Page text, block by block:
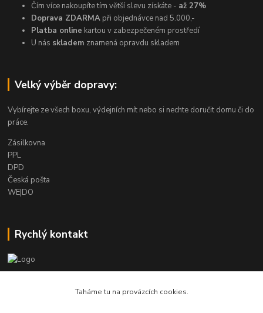
Čím více nakoupíte tím větší slevu získáte - až 27%
Doprava ZDARMA při objednávce nad 5.000,-
Platba online kartou v zabezpečeném prostředí
U nás skladem znamená opravdu skladem
Velký výběr dopravy:
Vybírejte ze všech boxu, výdejních mít nebo si nechte doručit domu či do
práce.
Zásilkovna
PPL
DPD
Česká pošta
WE|DO
Rychlý kontakt
info@armygalanterie.czTaháme tu na provázcích cookies.